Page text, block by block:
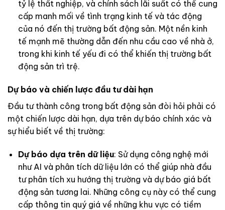
tỷ lệ thất nghiệp, và chính sách lãi suất có thể cung
cấp manh mối về tình trạng kinh tế và tác động
của nó đến thị trường bất động sản. Một nền kinh
tế mạnh mẽ thường dẫn đến nhu cầu cao về nhà ở,
trong khi kinh tế yếu đi có thể khiến thị trường bất
động sản trì trệ.
Dự báo và chiến lược đầu tư dài hạn
Đầu tư thành công trong bất động sản đòi hỏi phải có
một chiến lược dài hạn, dựa trên dự báo chính xác và
sự hiểu biết về thị trường:
Dự báo dựa trên dữ liệu: Sử dụng công nghệ mới
như AI và phân tích dữ liệu lớn có thể giúp nhà đầu
tư phân tích xu hướng thị trường và dự báo giá bất
động sản tương lai. Những công cụ này có thể cung
cấp thông tin quý giá về những khu vực có tiềm